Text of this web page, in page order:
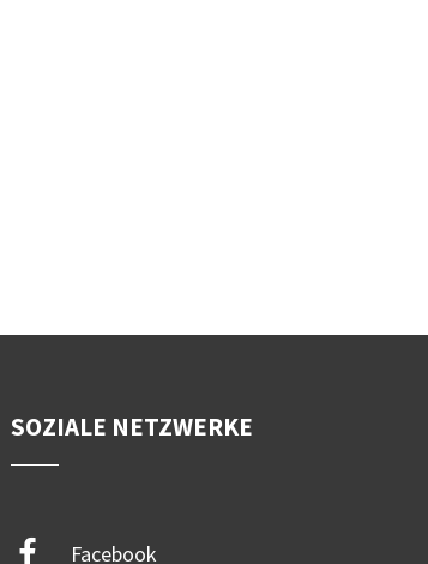
SOZIALE NETZWERKE
Facebook